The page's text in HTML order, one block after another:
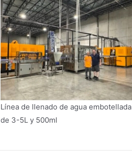
Línea de llenado de agua embotellada
de 3-5L y 500ml